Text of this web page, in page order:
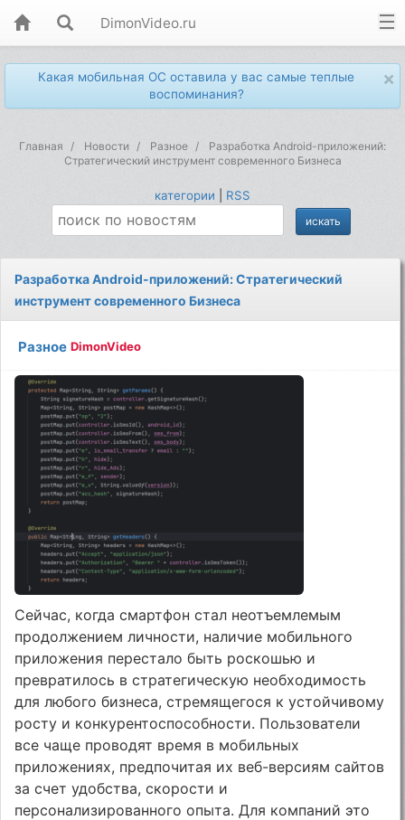
DimonVideo.ru
×
Какая мобильная ОС оставила у вас самые теплые
воспоминания?
Главная Новости Разное
Разработка Android-приложений:
Стратегический инструмент современного Бизнеса
категории RSS
Разработка Android-приложений: Стратегический
инструмент современного Бизнеса
Разное DimonVideo
Сейчас, когда смартфон стал неотъемлемым
продолжением личности, наличие мобильного
приложения перестало быть роскошью и
превратилось в стратегическую необходимость
для любого бизнеса, стремящегося к устойчивому
росту и конкурентоспособности. Пользователи
все чаще проводят время в мобильных
приложениях, предпочитая их веб-версиям сайтов
за счет удобства, скорости и
персонализированного опыта. Для компаний это